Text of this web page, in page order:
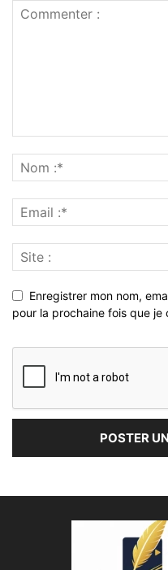
Enregistrer mon nom,
pour la prochaine fois que je